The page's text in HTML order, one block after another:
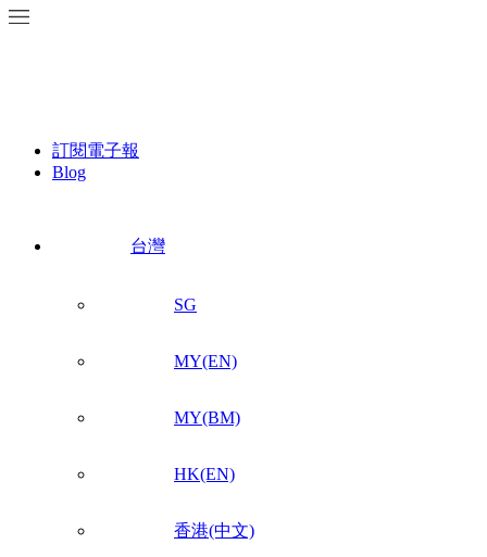
訂閱電子報
Blog
台灣
SG
MY(EN)
MY(BM)
HK(EN)
香港(中文)